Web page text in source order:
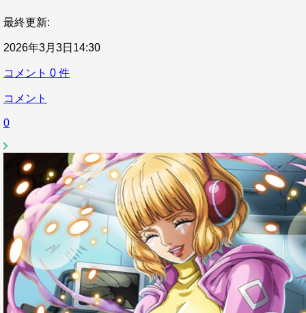
最終更新:
2026年3月3日14:30
コメント 0 件
コメント
0